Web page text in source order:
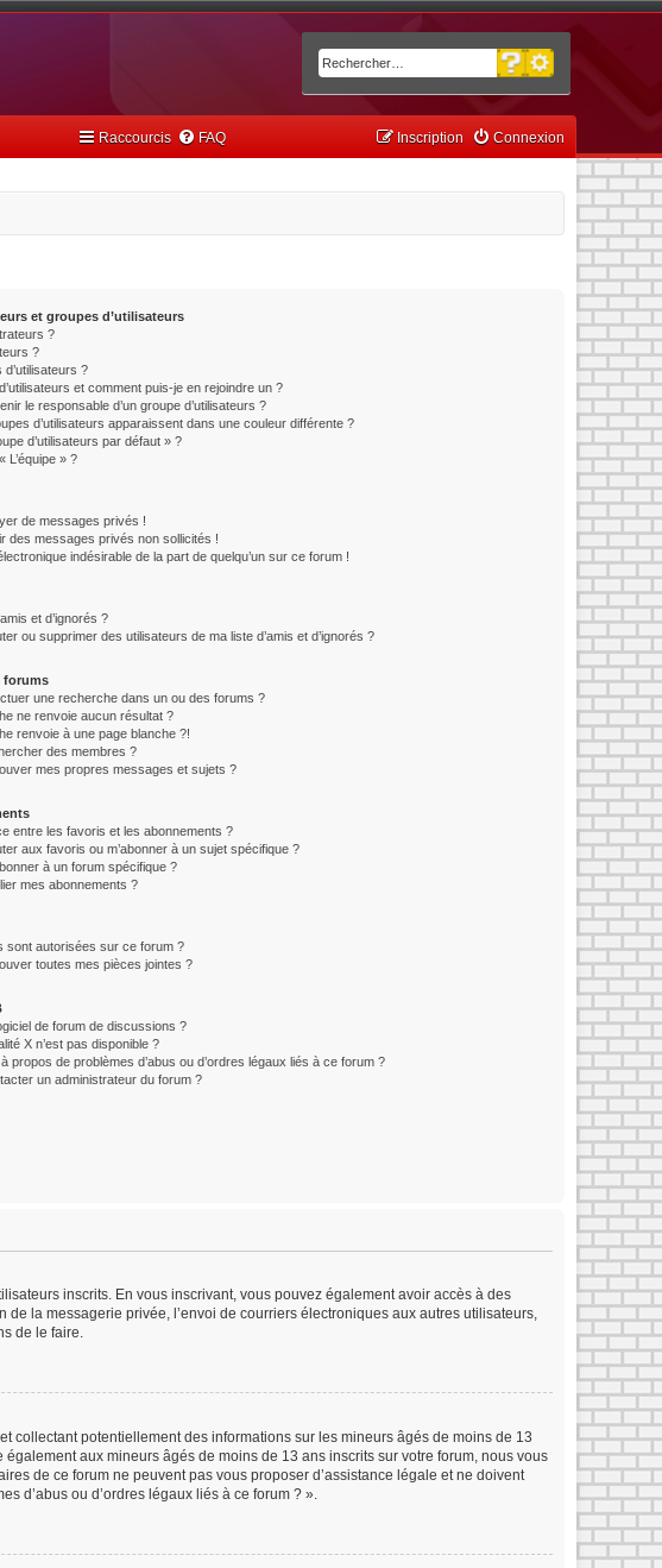
Rechercher
Recherche avancée
Raccourcis FAQ Connexion
Inscription
et groupes d’utilisateurs
?
?
?
et comment puis-je en rejoindre un ?
le responsable d’un groupe d’utilisateurs ?
d’utilisateurs apparaissent dans une couleur différente ?
d’utilisateurs par défaut » ?
L’équipe » ?
de messages privés !
des messages privés non sollicités !
indésirable de la part de quelqu’un sur ce forum !
et d’ignorés ?
ou supprimer des utilisateurs de ma liste d’amis et d’ignorés ?
forums
une recherche dans un ou des forums ?
ne renvoie aucun résultat ?
renvoie à une page blanche ?!
des membres ?
mes propres messages et sujets ?
entre les favoris et les abonnements ?
aux favoris ou m’abonner à un sujet spécifique ?
à un forum spécifique ?
mes abonnements ?
sont autorisées sur ce forum ?
toutes mes pièces jointes ?
de forum de discussions ?
X n’est pas disponible ?
propos de problèmes d’abus ou d’ordres légaux liés à ce forum ?
un administrateur du forum ?
inscrits. En vous inscrivant, vous pouvez également avoir accès à des
la messagerie privée, l’envoi de courriers électroniques aux autres utilisateurs,
de le faire.
collectant potentiellement des informations sur les mineurs âgés de moins de 13
aux mineurs âgés de moins de 13 ans inscrits sur votre forum, nous vous
de ce forum ne peuvent pas vous proposer d’assistance légale et ne doivent
d’abus ou d’ordres légaux liés à ce forum ? ».